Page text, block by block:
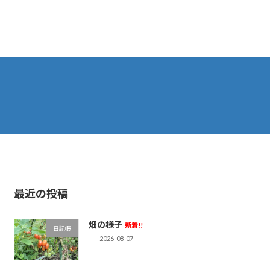
最近の投稿
日記帳 畑の様子 新着!!
2026-08-07